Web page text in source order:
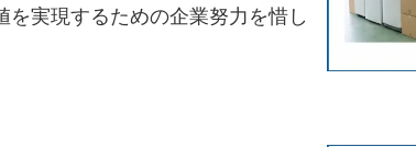
を実現するための企業努力を惜し